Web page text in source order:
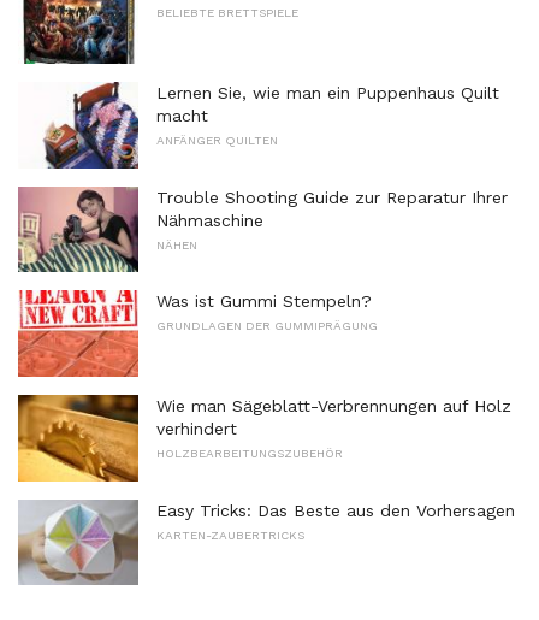
BELIEBTE BRETTSPIELE
Lernen Sie, wie man ein Puppenhaus Quilt
macht
ANFÄNGER QUILTEN
Trouble Shooting Guide zur Reparatur Ihrer
Nähmaschine
NÄHEN
Was ist Gummi Stempeln?
GRUNDLAGEN DER GUMMIPRÄGUNG
Wie man Sägeblatt-Verbrennungen auf Holz
verhindert
HOLZBEARBEITUNGSZUBEHÖR
Easy Tricks: Das Beste aus den Vorhersagen
KARTEN-ZAUBERTRICKS